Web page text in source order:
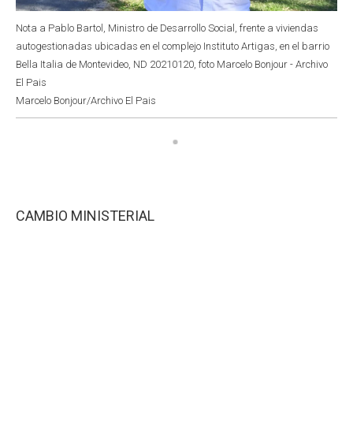
Nota a Pablo Bartol, Ministro de Desarrollo Social, frente a viviendas
autogestionadas ubicadas en el complejo Instituto Artigas, en el barrio
Bella Italia de Montevideo, ND 20210120, foto Marcelo Bonjour - Archivo
El Pais
Marcelo Bonjour/Archivo El Pais
CAMBIO MINISTERIAL